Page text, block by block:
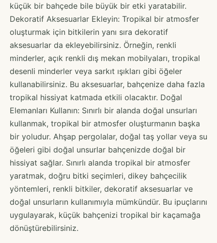
küçük bir bahçede bile büyük bir etki yaratabilir.
Dekoratif Aksesuarlar Ekleyin: Tropikal bir atmosfer
oluşturmak için bitkilerin yanı sıra dekoratif
aksesuarlar da ekleyebilirsiniz. Örneğin, renkli
minderler, açık renkli dış mekan mobilyaları, tropikal
desenli minderler veya sarkıt ışıkları gibi öğeler
kullanabilirsiniz. Bu aksesuarlar, bahçenize daha fazla
tropikal hissiyat katmada etkili olacaktır. Doğal
Elemanları Kullanın: Sınırlı bir alanda doğal unsurları
kullanmak, tropikal bir atmosfer oluşturmanın başka
bir yoludur. Ahşap pergolalar, doğal taş yollar veya su
öğeleri gibi doğal unsurlar bahçenizde doğal bir
hissiyat sağlar. Sınırlı alanda tropikal bir atmosfer
yaratmak, doğru bitki seçimleri, dikey bahçecilik
yöntemleri, renkli bitkiler, dekoratif aksesuarlar ve
doğal unsurların kullanımıyla mümkündür. Bu ipuçlarını
uygulayarak, küçük bahçenizi tropikal bir kaçamağa
dönüştürebilirsiniz.